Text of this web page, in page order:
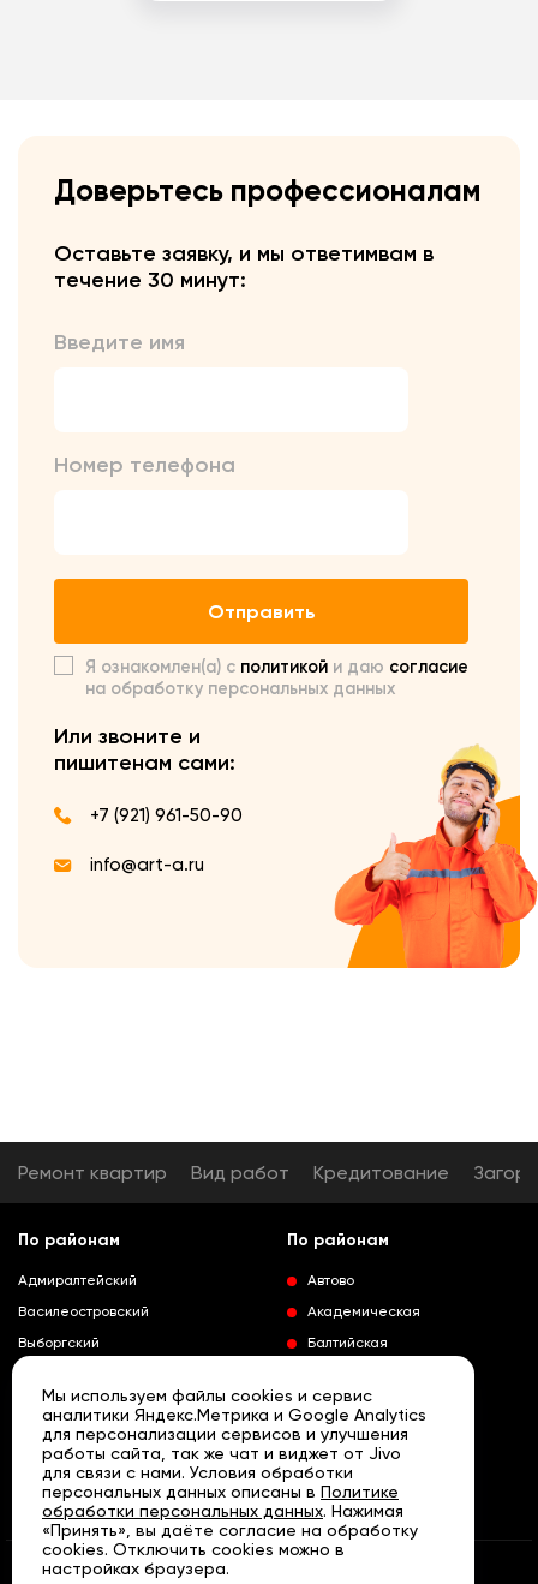
Доверьтесь профессионалам
Оставьте заявку, и мы ответимвам в
течение 30 минут:
Введите имя
Номер телефона
Отправить
Я ознакомлен(а) с политикой и даю согласие
на обработку персональных данных
Или звоните и
пишитенам сами:
+7 (921) 961-50-90
info@art-a.ru
Ремонт квартир Вид работ Кредитование
По районам
Адмиралтейский
Василеостровский
Выборгский
Колпинский
Красногвардейский
Краносельский
Кронштадтский
Курортный
Развернуть
По районам
Автово
Академическая
Балтийская
Выборгская
Гражданский проспект
Девяткино
Кировский завод
Ленинский проспект
© «АРТА» Санкт - Петербург, 2007 - 2026
Мы используем файлы cookies и сервис
аналитики Яндекс.Метрика и Google Analytics
для персонализации сервисов и улучшения
работы сайта, так же чат и виджет от Jivo
для связи с нами. Условия обработки
персональных данных описаны в Политике
обработки персональных данных. Нажимая
«Принять», вы даёте согласие на обработку
cookies. Отключить cookies можно в
настройках браузера.